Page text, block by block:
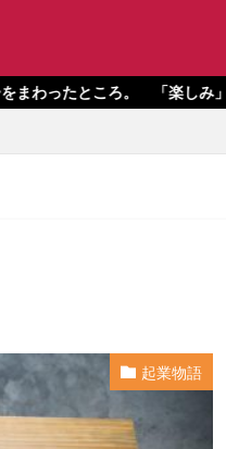
。 「楽しみ」ながら 「前
起業物語